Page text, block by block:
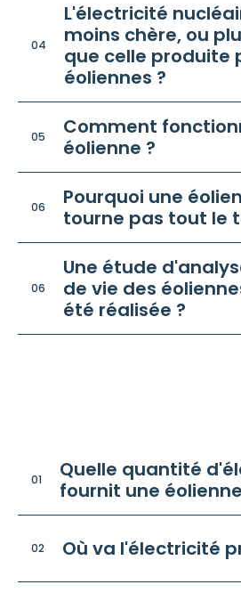
04
L'électricité
moins chère, ou
que celle produite
éoliennes ?
05
Comment
éolienne ?
06
Pourquoi une
tourne pas tout le
06
Une étude
de vie des
été réalisée ?
01
Quelle quantité
fournit une
02 Où va l'électricité